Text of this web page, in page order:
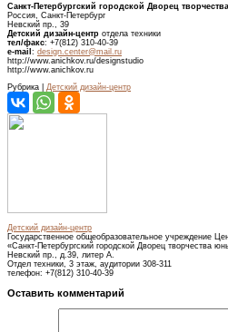
Санкт-Петербургский городской Дворец
Россия, Санкт-Петербург
Невский пр., 39
Детский дизайн-центр отдела техники
тел/факс: +7(812) 310-40-39
e-mail : design.center@mail.ru
http://www.anichkov.ru/designstudio
http://www.anichkov.ru
Рубрика | Детский дизайн-центр
Детский дизайн-центр
Государственное общеобразовательное учреждение
«Санкт-Петербургский городской Дворец творчества
Невский пр., д.39, литер А.
Отдел техники, 3 этаж, аудитории 308-311
телефон: +7(812) 310-40-39
Оставить комментарий